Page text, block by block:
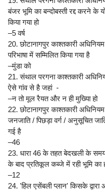
बंजर भूमि का बन्दोबस्ती रद्द करने
किया गया हो
–5 वर्ष
20. छोटानागपुर काश्तकारी
परिभाषा में सम्मिलित किया गया है
–मुंडा को
21. संथाल परगना काश्तकारी
ऐसे गांव से है जहां -
–न तो मूल रैयत और न ही मुख्यिा हो
22. छोटानागपुर काश्तकारी
जनजाति / पिछड़ा वर्ग / अनुसूचित
गई है
–46
23. धारा 46 के तहत बेदखली के
के बाद प्रतिकूल कब्जे में रही भूमि का
–12
24. 'हिल एसेंबली प्लान' किसके द्वारा